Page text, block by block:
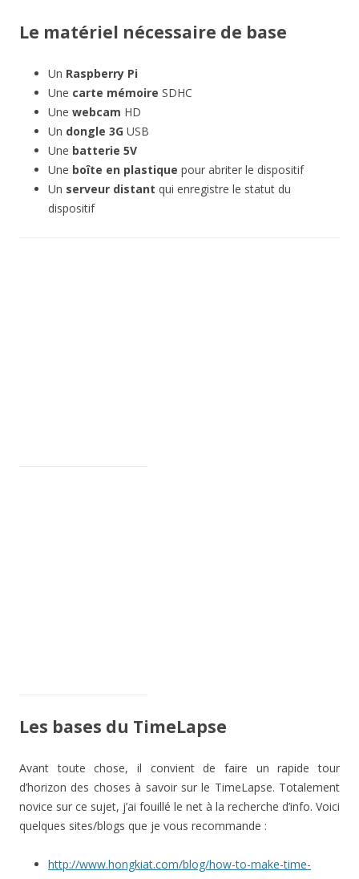
Le matériel nécessaire de base
Un Raspberry Pi
Une carte mémoire SDHC
Une webcam HD
Un dongle 3G USB
Une batterie 5V
Une boîte en plastique pour abriter le dispositif
Un serveur distant qui enregistre le statut du
dispositif
Les bases du TimeLapse
Avant toute chose, il convient de faire un rapide tour
d’horizon des choses à savoir sur le TimeLapse. Totalement
novice sur ce sujet, j’ai fouillé le net à la recherche d’info. Voici
quelques sites/blogs que je vous recommande :
http://www.hongkiat.com/blog/how-to-make-time-